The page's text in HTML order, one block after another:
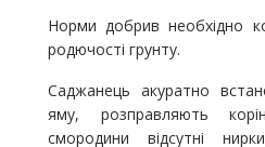
Норми добрив необхідно
родючості грунту.
Саджанець акуратно
яму, розправляють
смородини відсутні